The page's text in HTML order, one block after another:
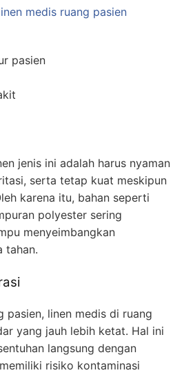
medis ruang pasien
pasien
jenis ini adalah harus nyaman
serta tetap kuat meskipun
karena itu, bahan seperti
polyester sering
menyeimbangkan
tahan.
pasien, linen medis di ruang
yang jauh lebih ketat. Hal ini
langsung dengan
risiko kontaminasi